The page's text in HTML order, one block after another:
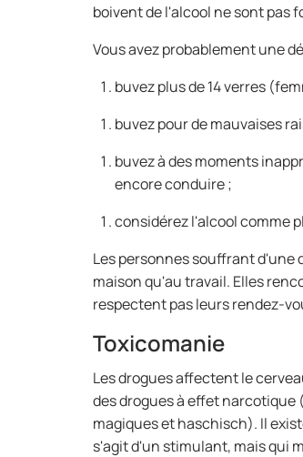
boivent de l'alcool ne sont pas
Vous avez probablement une
buvez plus de 14 verres
buvez pour de mauvaises
buvez à des moments
encore conduire ;
considérez l'alcool comme
Les personnes souffrant d'une
maison qu'au travail. Elles
respectent pas leurs rendez-
Toxicomanie
Les drogues affectent le
des drogues à effet
magiques et haschisch). Il
s'agit d'un stimulant, mais qui